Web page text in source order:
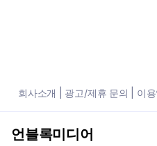
회사소개 광고/제휴 문의 이
언블록미디어